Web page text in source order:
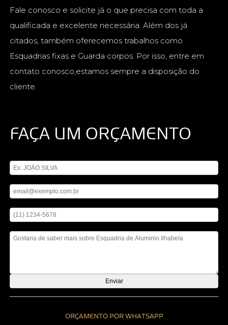
Fale conosco e solicite já o que precisa com toda a
qualificada e excelente necessária. Além dos já
citados, também oferecemos trabalhos como
Esquadrias fixas e Guarda corpos. Por isso, entre em
contato conosco,estamos sempre a disposição do
cliente.
FAÇA UM ORÇAMENTO
ORÇAMENTO POR WHATSAPP